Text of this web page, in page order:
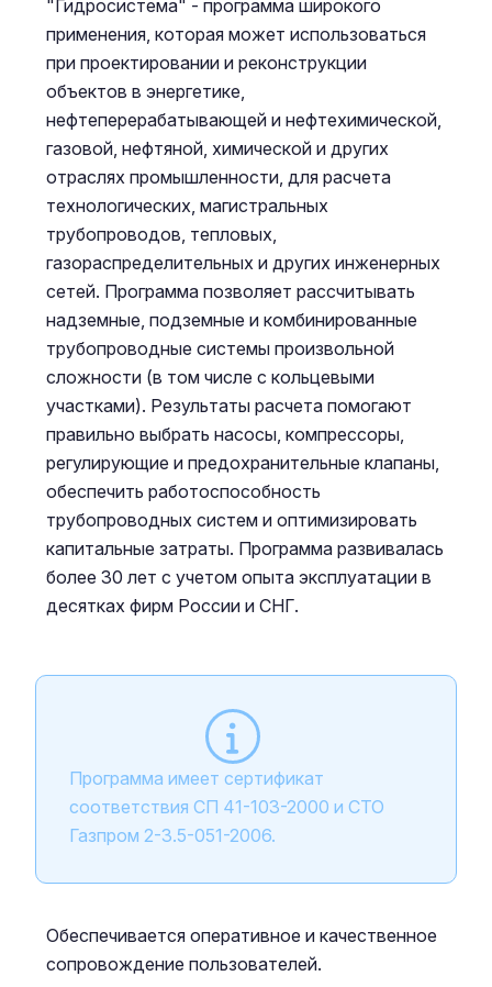
"Гидросистема" - программа широкого
применения, которая может использоваться
при проектировании и реконструкции
объектов в энергетике,
нефтеперерабатывающей и нефтехимической,
газовой, нефтяной, химической и других
отраслях промышленности, для расчета
технологических, магистральных
трубопроводов, тепловых,
газораспределительных и других инженерных
сетей. Программа позволяет рассчитывать
надземные, подземные и комбинированные
трубопроводные системы произвольной
сложности (в том числе с кольцевыми
участками). Результаты расчета помогают
правильно выбрать насосы, компрессоры,
регулирующие и предохранительные клапаны,
обеспечить работоспособность
трубопроводных систем и оптимизировать
капитальные затраты. Программа развивалась
более 30 лет с учетом опыта эксплуатации в
десятках фирм России и СНГ.
Программа имеет сертификат
соответствия СП 41-103-2000 и СТО
Газпром 2-3.5-051-2006.
Обеспечивается оперативное и качественное
сопровождение пользователей.